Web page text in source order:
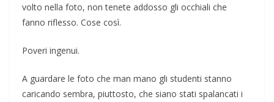
volto nella foto, non tenete addosso gli occhiali che
fanno riflesso. Cose così.
Poveri ingenui.
A guardare le foto che man mano gli studenti stanno
caricando sembra, piuttosto, che siano stati spalancati i